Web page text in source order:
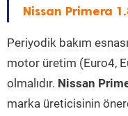
Nissan Primera
Periyodik bakım
motor üretim (Euro4,
olmalıdır. Nissan
marka üreticisinin